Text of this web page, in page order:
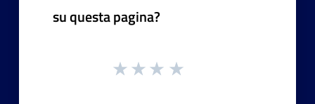
su questa pagina?